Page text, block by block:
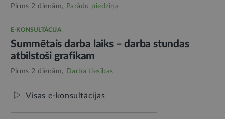
Pirms 2 dienām, Parādu piedziņa
E-KONSULTĀCIJA
Summētais darba laiks – darba stundas
atbilstoši grafikam
Pirms 2 dienām, Darba tiesības
Visas e-konsultācijas